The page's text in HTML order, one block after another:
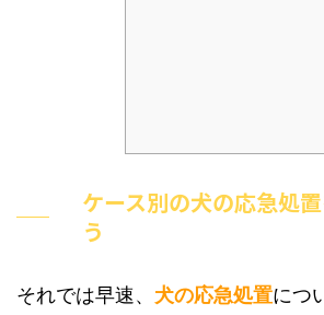
ケース別の犬の応急処
う
それでは早速、 犬の応急処置につ